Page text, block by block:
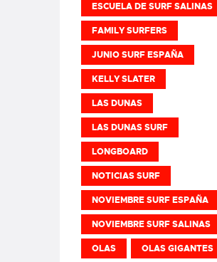
ESCUELA DE SURF SALINAS
FAMILY SURFERS
JUNIO SURF ESPAÑA
KELLY SLATER
LAS DUNAS
LAS DUNAS SURF
LONGBOARD
NOTICIAS SURF
NOVIEMBRE SURF ESPAÑA
NOVIEMBRE SURF SALINAS
OLAS OLAS GIGANTES